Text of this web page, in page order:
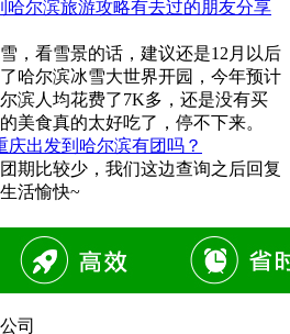
哈尔滨旅游攻略有去过的朋友分享
，看雪景的话，建议还是12月以后
哈尔滨冰雪大世界开园，今年预计
滨人均花费了7K多，还是没有买
美食真的太好吃了，停不下来。
庆出发到哈尔滨有团吗？
期比较少，我们这边查询之后回复
活愉快~
司